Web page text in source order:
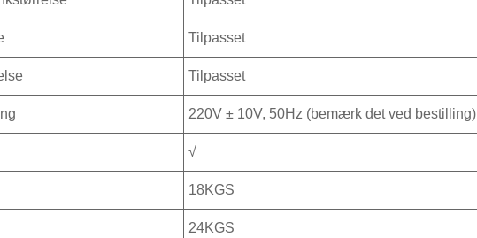
Tilpasset
Tilpasset
220V ± 10V, 50Hz (bemærk det ved bestilling)
√
18KGS
24KGS